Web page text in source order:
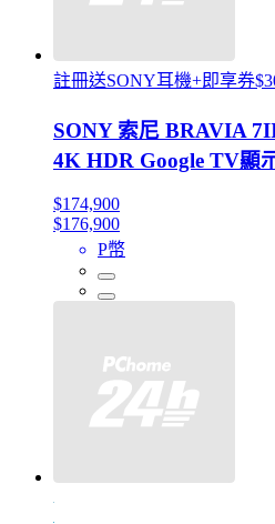
註冊送SONY耳機+即享券
SONY 索尼 BRAVIA
4K HDR Google TV顯
$174,900
$176,900
P幣